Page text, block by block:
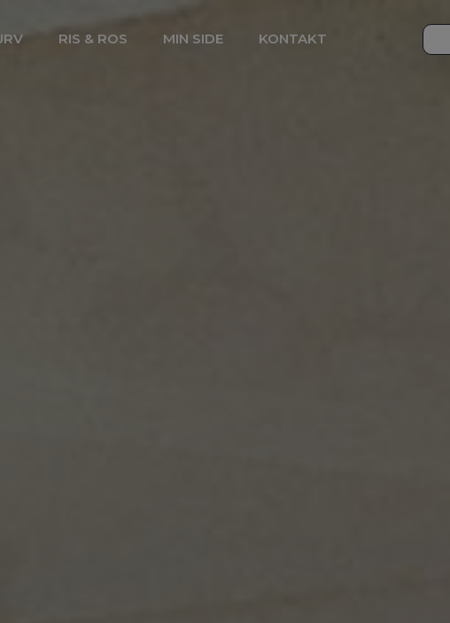
RIS & ROS MIN SIDE KONTAKT